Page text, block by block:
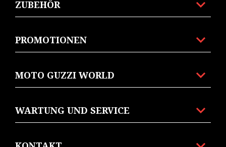
ZUBEHÖR
PROMOTIONEN
MOTO GUZZI WORLD
WARTUNG UND SERVICE